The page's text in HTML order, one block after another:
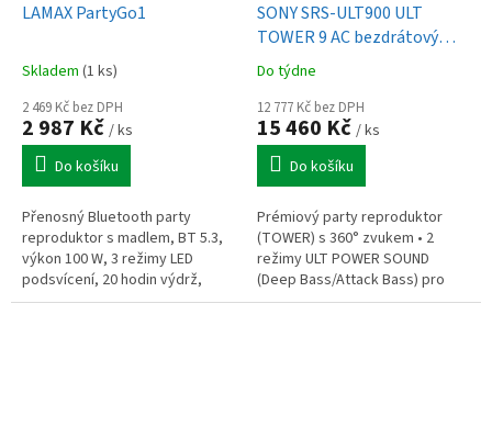
LAMAX PartyGo1
Skladem (1 ks)
2 469 Kč bez DPH
2 987 Kč / ks
Do košíku
Přenosný Bluetooth party
reproduktor s madlem, BT 5.3,
výkon 100 W, 3 režimy LED
podsvícení, 20 hodin výdrž,
ovládání přes zařízení s iOS
SONY SRS-ULT900 ULT
TOWER 9 AC bezdrátový
reproduktor, černý
Do týdne
12 777 Kč bez DPH
15 460 Kč / ks
Do košíku
Prémiový party reproduktor
(TOWER) s 360° zvukem • 2
režimy ULT POWER SOUND
(Deep Bass/Attack Bass) pro
optimalizaci a basy • Karaoke